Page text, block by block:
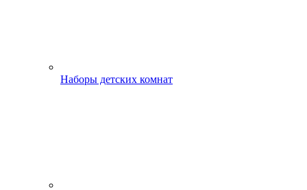
Наборы детских комнат